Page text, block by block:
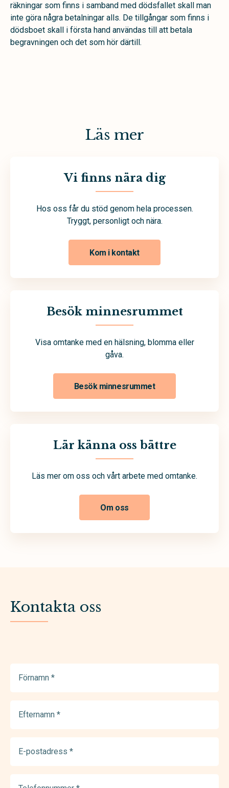
räkningar som finns i samband med dödsfallet skall man
inte göra några betalningar alls. De tillgångar som finns i
dödsboet skall i första hand användas till att betala
begravningen och det som hör därtill.
Läs mer
Vi finns nära dig
Hos oss får du stöd genom hela processen.
Tryggt, personligt och nära.
Kom i kontakt
Besök minnesrummet
Visa omtanke med en hälsning, blomma eller
gåva.
Besök minnesrummet
Lär känna oss bättre
Läs mer om oss och vårt arbete med omtanke.
Om oss
Kontakta oss
(Required)
(Required)
postadress